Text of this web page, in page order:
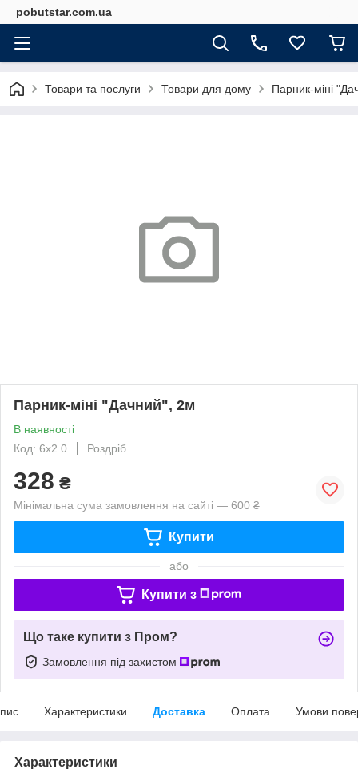
pobutstar.com.ua
Товари та послуги Товари для дому Парник-міні
Парник-міні "Дачний", 2м
В наявності
Код: 6х2.0
Роздріб
328 ₴
Мінімальна сума замовлення на сайті — 600 ₴
Купити
або
Купити з
Що таке купити з Пром?
Замовлення під захистом
Характеристики Доставка Оплата Умови
Характеристики